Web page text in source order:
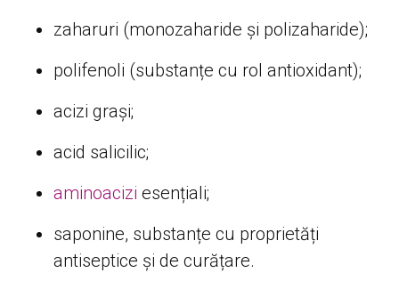
zaharuri (monozaharide și polizaharide);
polifenoli (substanțe cu rol antioxidant);
acizi grași;
acid salicilic;
aminoacizi esențiali;
saponine, substanțe cu proprietăți
antiseptice și de curățare.